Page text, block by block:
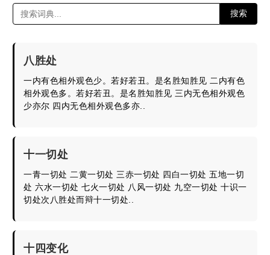
搜索
八胜处
一内有色相外观色少。若好若丑。是名胜知胜见 二内有色
相外观色多。若好若丑。是名胜知胜见 三内无色相外观色
少亦尔 四内无色相外观色多亦..
十一切处
一青一切处 二黄一切处 三赤一切处 四白一切处 五地一切
处 六水一切处 七火一切处 八风一切处 九空一切处 十识一
切处次八胜处而辩十一切处..
十四变化